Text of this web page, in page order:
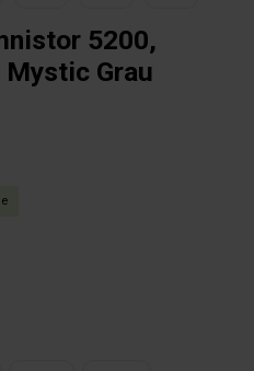
5200,
Grau